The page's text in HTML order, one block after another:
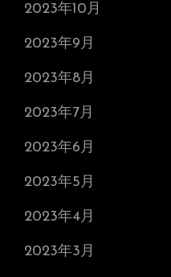
2023年10月
2023年9月
2023年8月
2023年7月
2023年6月
2023年5月
2023年4月
2023年3月